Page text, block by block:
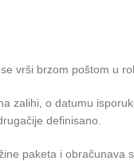
vrši brzom poštom u
zalihi, o datumu
definisano.
paketa i obračunava